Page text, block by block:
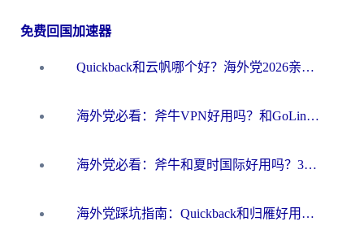
免费回国加速器
Quickback和云帆哪个好？海外党2026亲测指南：选对加速器大陆工具，无缝刷国内剧玩国服
海外党必看：斧牛VPN好用吗？和GoLinkVPN对比哪个回国效果更好？
海外党必看：斧牛和夏时国际好用吗？3步选对回国加速器，无缝刷国内资源
海外党踩坑指南：Quickback和归雁好用吗？选对加速器才能无缝刷国内资源